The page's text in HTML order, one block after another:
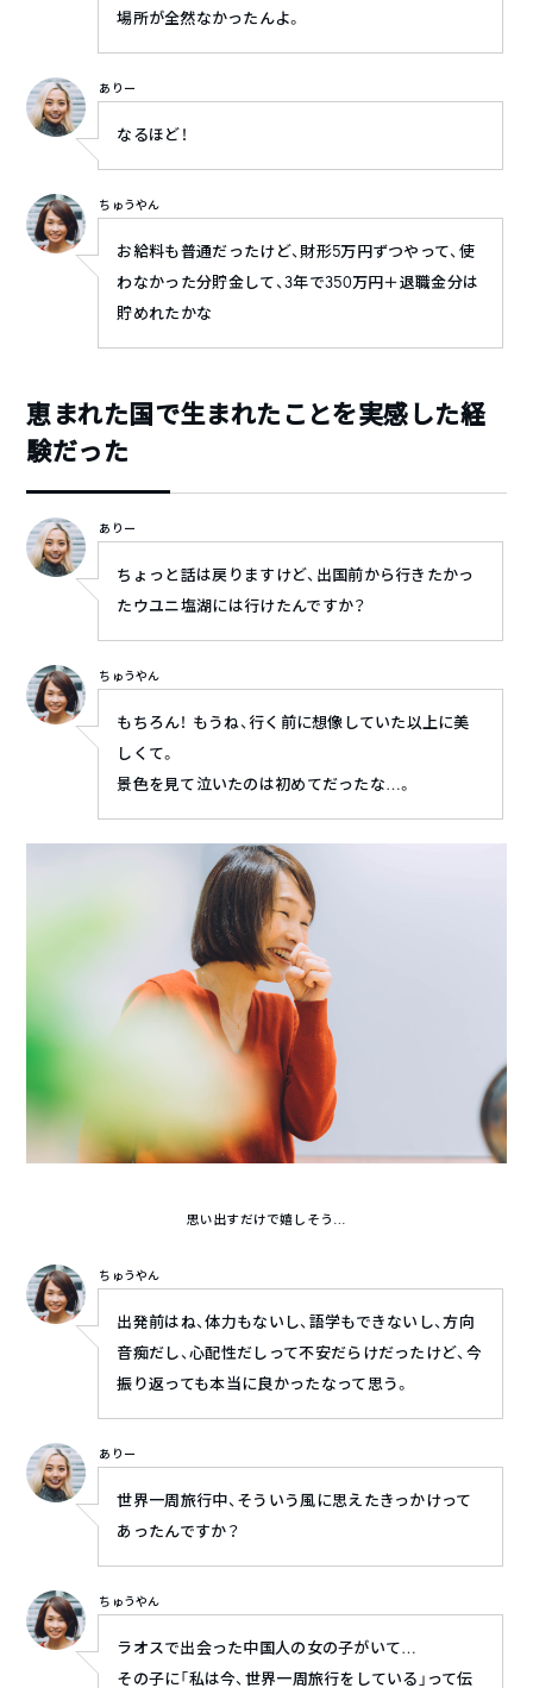
場所が全然なかったんよ。
ありー
なるほど！
ちゅうやん
お給料も普通だったけど、財形5万円ずつやって、使
わなかった分貯金して、3年で350万円＋退職金分は
貯めれたかな
恵まれた国で生まれたことを実感した経
験だった
ありー
ちょっと話は戻りますけど、出国前から行きたかっ
たウユニ塩湖には行けたんですか？
ちゅうやん
もちろん！ もうね、行く前に想像していた以上に美
しくて。
景色を見て泣いたのは初めてだったな…。
思い出すだけで嬉しそう…
ちゅうやん
出発前はね、体力もないし、語学もできないし、方向
音痴だし、心配性だしって不安だらけだったけど、今
振り返っても本当に良かったなって思う。
ありー
世界一周旅行中、そういう風に思えたきっかけって
あったんですか？
ちゅうやん
ラオスで出会った中国人の女の子がいて…
その子に「私は今、世界一周旅行をしている」って伝